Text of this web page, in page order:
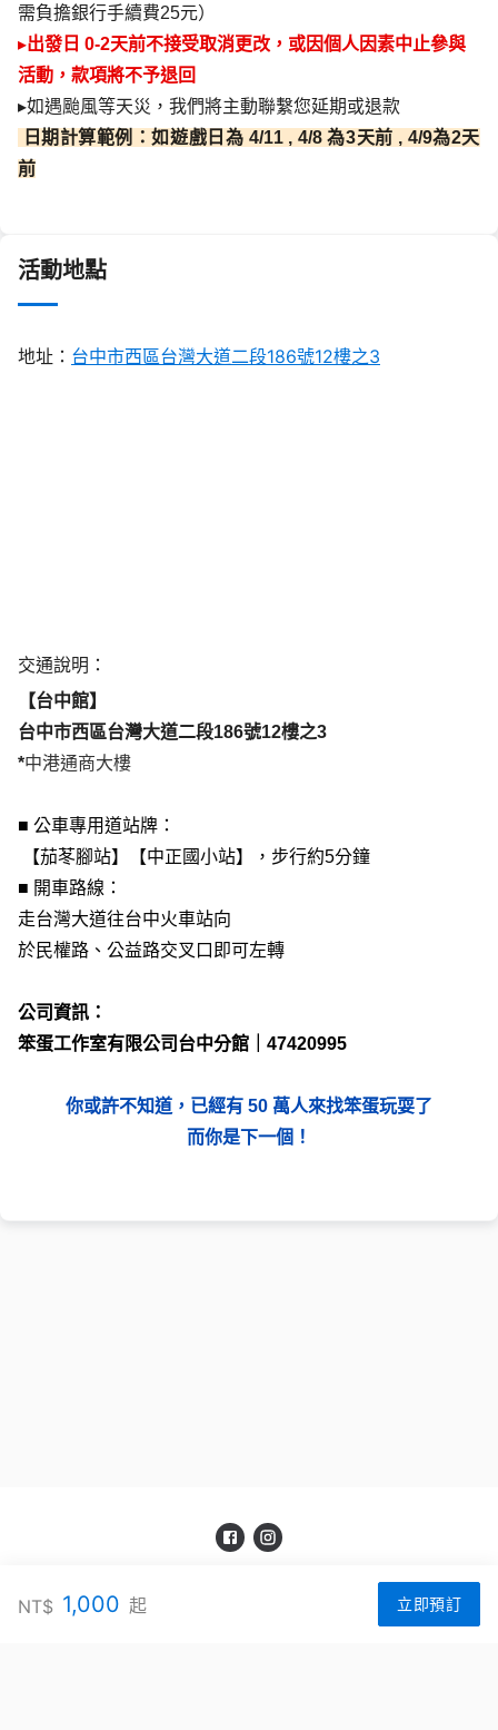
需負擔銀行手續費25元）
▸出發日 0-2天前不接受取消更改，或因個人因素中止參與
活動，款項將不予退回
▸如遇颱風等天災，我們將主動聯繫您延期或退款
前
活動地點
地址： 台中市西區台灣大道二段186號12樓之3
交通說明：
【台中館】
台中市西區台灣大道二段186號12樓之3
*中港通商大樓
■ 公車專用道站牌：
【茄苳腳站】【中正國小站】，步行約5分鐘
■ 開車路線：
走台灣大道往台中火車站向
於民權路、公益路交叉口即可左轉
公司資訊：
笨蛋工作室有限公司台中分館｜47420995
你或許不知道，已經有 50 萬人來找笨蛋玩耍了
而你是下一個！
NT$ 1,000 起 立即預訂